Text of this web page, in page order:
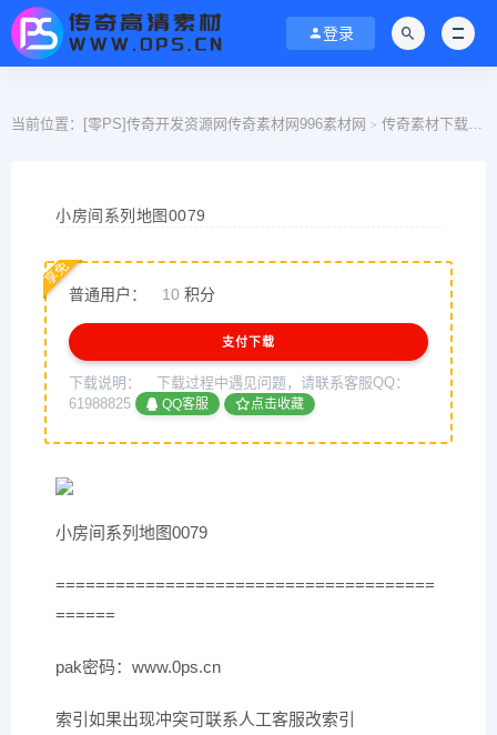
登录
当前位置： [零PS]传奇开发资源网传奇素材网996素材网 > 传奇素材下载
小房间系列地图0079
普通用户： 10 积分
享免
支付下载
下载说明：
下载过程中遇见问题，请联系客服QQ：
61988825
QQ客服 点击收藏
小房间系列地图0079
======================================
======
pak密码：www.0ps.cn
索引如果出现冲突可联系人工客服改索引